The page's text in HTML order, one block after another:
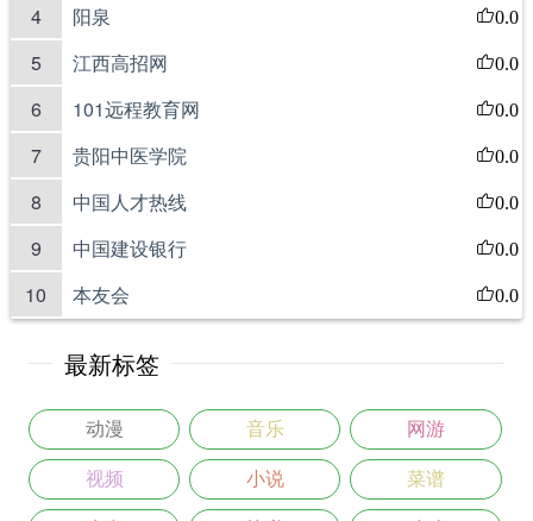
4 阳泉 0.0
5 江西高招网 0.0
6 101远程教育网 0.0
7 贵阳中医学院 0.0
8 中国人才热线 0.0
9 中国建设银行 0.0
10 本友会 0.0
最新标签
动漫 音乐 网游
视频 小说 菜谱